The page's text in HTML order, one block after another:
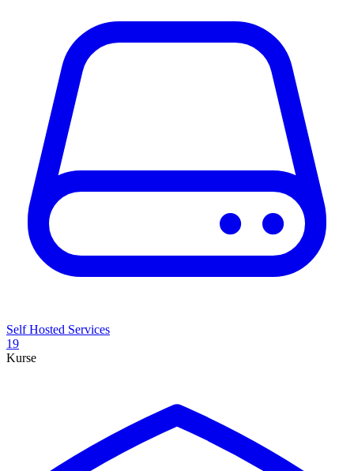
Self Hosted Services
19
Kurse